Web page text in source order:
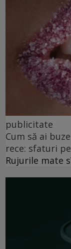
publicitate
Cum să ai
rece: sfaturi
Rujurile mate